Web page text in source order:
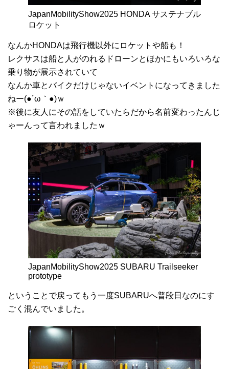
JapanMobilityShow2025 HONDA サステナブル
ロケット
なんかHONDAは飛行機以外にロケットや船も！
レクサスは船と人がのれるドローンとほかにもいろいろな
乗り物が展示されていて
なんか車とバイクだけじゃないイベントになってきました
ねー(●´ω｀●)ｗ
※後に友人にその話をしていたらだから名前変わったんじ
ゃーんって言われましたｗ
JapanMobilityShow2025 SUBARU Trailseeker
prototype
ということで戻ってもう一度SUBARUへ普段日なのにす
ごく混んでいました。